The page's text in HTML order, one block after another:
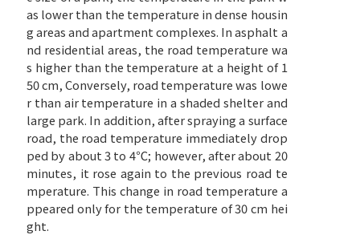
as lower than the temperature in dense housin
g areas and apartment complexes. In asphalt a
nd residential areas, the road temperature wa
s higher than the temperature at a height of 1
50 cm, Conversely, road temperature was lowe
r than air temperature in a shaded shelter and
large park. In addition, after spraying a surface
road, the road temperature immediately drop
ped by about 3 to 4℃; however, after about 20
minutes, it rose again to the previous road te
mperature. This change in road temperature a
ppeared only for the temperature of 30 cm hei
ght.